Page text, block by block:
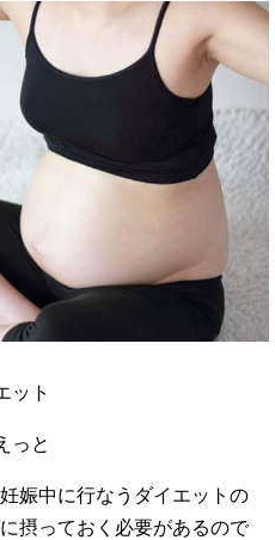
ット
っと
娠中に行なうダイエットの
摂っておく必要があるので